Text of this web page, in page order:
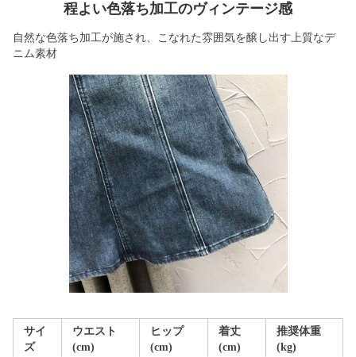
程よい色落ち加工のヴィンテージ感
自然な色落ち加工が施され、こなれた雰囲気を醸し出す上質なデ
ニム素材
サイ
ズ
ウエスト
(cm)
ヒップ
(cm)
着丈
(cm)
推奨体重
(kg)